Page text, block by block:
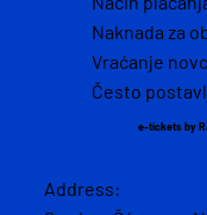
Naknada za
Vraćanje
Često
e-tickets by
Address: